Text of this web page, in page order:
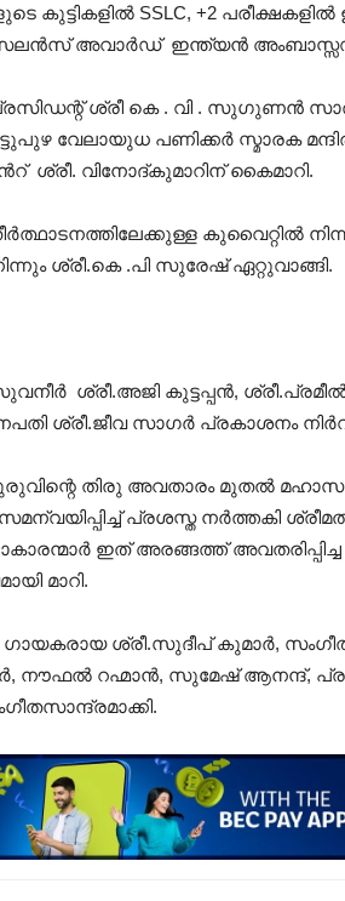
കുട്ടികളിൽ SSLC, +2
അവാർഡ് ഇന്ത്യൻ
ശ്രീ കെ . വി . സുഗുണൻ
വേലായുധ പണിക്കർ സ്മാരക
വിനോദ്‌കുമാറിന് കൈമാറി.
തീർത്ഥാടനത്തിലേക്കുള്ള കുവൈറ്റിൽ
ശ്രീ.കെ .പി സുരേഷ്‌ ഏറ്റുവാങ്ങി.
ശ്രീ.അജി കുട്ടപ്പൻ,
ശ്രീ.ജീവ സാഗർ പ്രകാശനം
തിരു അവതാരം മുതല്‍
പ്രശസ്ത നർത്തകി
ഇത് അരങ്ങത്ത്
മാറി.
ഗായകരായ ശ്രീ.സുദീപ് കുമാർ,
നൗഫൽ റഹ്മാൻ, സുമേഷ് ആനന്ദ്,